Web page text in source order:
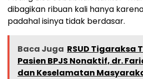
dibagikan ribuan kali hanya
padahal isinya tidak berdasar.
Baca Juga RSUD Tigaraksa
Pasien BPJS Nonaktif, dr.
dan Keselamatan